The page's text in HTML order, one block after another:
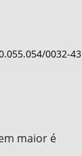
0032-43
maior é